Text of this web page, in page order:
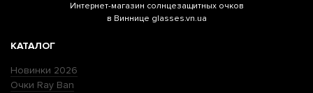
Интернет-магазин солнцезащитных очков
в Виннице glasses.vn.ua
КАТАЛОГ
Новинки 2026
Очки Ray Ban